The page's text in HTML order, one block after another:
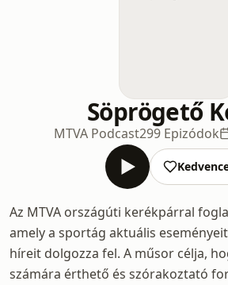
Söprögető
MTVA Podcast299 Epizódok
Az MTVA országúti kerékpárral
amely a sportág aktuális
híreit dolgozza fel. A műsor célja,
számára érthető és szórakoztató